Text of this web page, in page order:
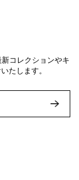
コレクションやキ
たします。